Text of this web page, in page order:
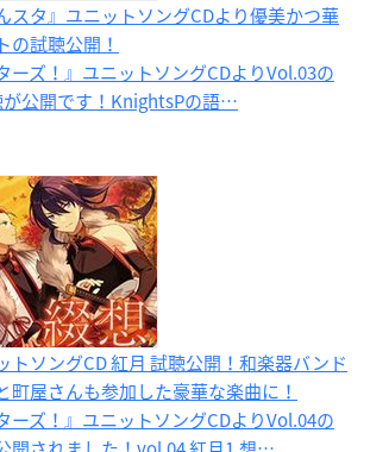
スタ』ユニットソングCDより優美かつ華
の試聴公開！
ーズ！』ユニットソングCDよりVol.03の
が公開です！KnightsPの語…
トソングCD 紅月 試聴公開！和楽器バンド
町屋さんも参加した豪華な楽曲に！
ーズ！』ユニットソングCDよりVol.04の